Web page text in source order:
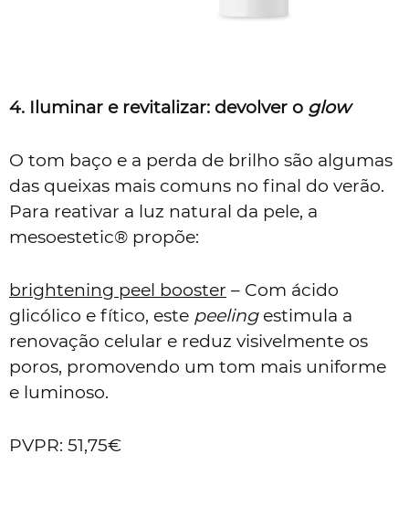
4. Iluminar e revitalizar: devolver o glow
O tom baço e a perda de brilho são algumas
das queixas mais comuns no final do verão.
Para reativar a luz natural da pele, a
mesoestetic® propõe:
brightening peel booster – Com ácido
glicólico e fítico, este peelingestimula a
renovação celular e reduz visivelmente os
poros, promovendo um tom mais uniforme
e luminoso.
PVPR: 51,75€